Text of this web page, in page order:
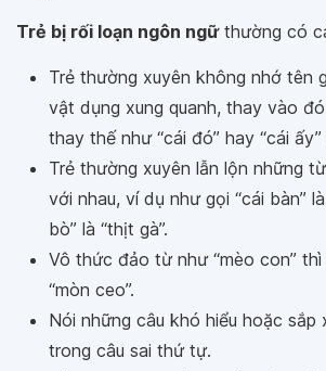
Trẻ bị rối loạn ngôn ngữthường có
Trẻ thường xuyên không nhớ tên
vật dụng xung quanh, thay vào
thay thế như “cái đó” hay “cái
Trẻ thường xuyên lẫn lộn những
với nhau, ví dụ như gọi “cái bàn” là
bò” là “thịt gà”.
Vô thức đảo từ như “mèo con”
“mòn ceo”.
Nói những câu khó hiểu hoặc sắp
trong câu sai thứ tự.